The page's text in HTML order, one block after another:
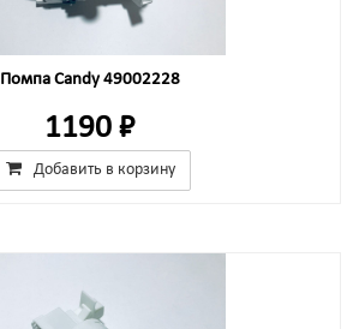
Помпа Candy 49002228
1190 ₽
Добавить в корзину